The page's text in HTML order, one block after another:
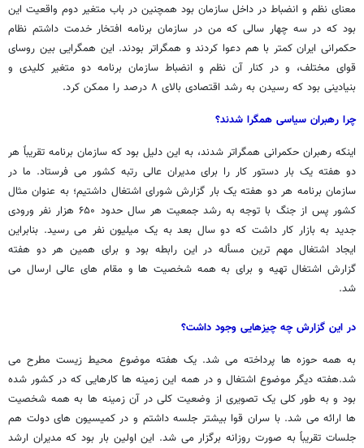
معنای نظم و انضباط در داخل سازمان بود همچنین در باب متغیر دوم واقعیت این
بود که در سه چهار سالی که من در سازمان برنامه افتخار خدمت داشتم نظام
حکمرانی ایران کمتر با هم دعوا کردند و همگراتر بودند. این همگرایی بین روسای
قوای مختلف، و در کنار آن نظم و انضباط سازمان برنامه دو متغیر کلیدی و
بنیادینی بود که رسیدن به رشد اقتصادی بالای ۸ درصد را ممکن کرد.
چرا رهبران سیاسی همگرا شدند؟
اینکه رهبران حکمرانی همگراتر شدند، به این دلیل بود که سازمان برنامه تقریباً هر
دو هفته یک بار دستور کار را برای مدیران عالی رتبه کشور می فرستاد. ما در
سازمان برنامه هر دو هفته یک بار گزارش شورای اشتغال داشتیم؛ به عنوان مثال
کشور پس از جنگ با توجه به رشد جمعیت هر سال حدود ۶۵۰ هزار نفر ورودی
جدید به بازار کار داشت که دو سال بعد به یک میلیون نفر می رسید. بنابراین
ایجاد اشتغال مهم ترین مسأله در این رابطه بود و برای همین هر دو هفته
گزارش اشتغال تهیه و برای به همه شخصیت ها و مقام های عالی ارسال می
شد.
در این گزارش چه چیزهایی وجود داشت؟
به همه حوزه ها پرداخته می شد. یک هفته موضوع محیط زیست مطرح می
شد.هفته دیگر موضوع اشتغال و در همه این زمینه ها کارهایی که در کشور شده
بود و به طور کلی یک تصویری از وضعیت کلی در آن زمینه ها به همه شخصیت
ها ارائه می شد. با سران قوا بیشتر جلسه داشتم و در کمیسیون های دولت هم
جلسات تقریباً به صورت روزانه برگزار می شد. این اولین بار بود که مدیران ارشد